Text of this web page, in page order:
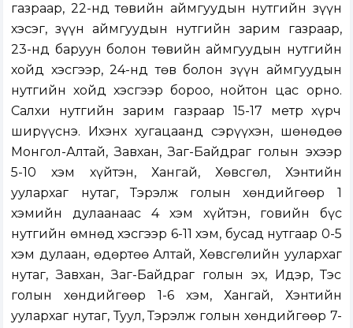
газраар, 22-нд төвийн аймгуудын нутгийн зүүн
хэсэг, зүүн аймгуудын нутгийн зарим газраар,
23-нд баруун болон төвийн аймгуудын нутгийн
хойд хэсгээр, 24-нд төв болон зүүн аймгуудын
нутгийн хойд хэсгээр бороо, нойтон цас орно.
Салхи нутгийн зарим газраар 15-17 метр хүрч
ширүүснэ. Ихэнх хугацаанд сэрүүхэн, шөнөдөө
Монгол-Алтай, Завхан, Заг-Байдраг голын эхээр
5-10 хэм хүйтэн, Хангай, Хөвсгөл, Хэнтийн
уулархаг нутаг, Тэрэлж голын хөндийгөөр 1
хэмийн дулаанаас 4 хэм хүйтэн, говийн бүс
нутгийн өмнөд хэсгээр 6-11 хэм, бусад нутгаар 0-5
хэм дулаан, өдөртөө Алтай, Хөвсгөлийн уулархаг
нутаг, Завхан, Заг-Байдраг голын эх, Идэр, Тэс
голын хөндийгөөр 1-6 хэм, Хангай, Хэнтийн
уулархаг нутаг, Туул, Тэрэлж голын хөндийгөөр 7-